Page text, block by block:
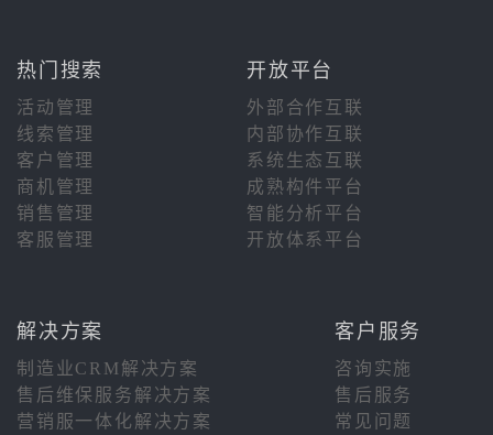
热门搜索 开放平台
活动管理
外部合作互联
线索管理
内部协作互联
客户管理
系统生态互联
商机管理
成熟构件平台
销售管理
智能分析平台
客服管理
开放体系平台
解决方案 客户服务
制造业CRM解决方案
咨询实施
售后维保服务解决方案
售后服务
营销服一体化解决方案
常见问题